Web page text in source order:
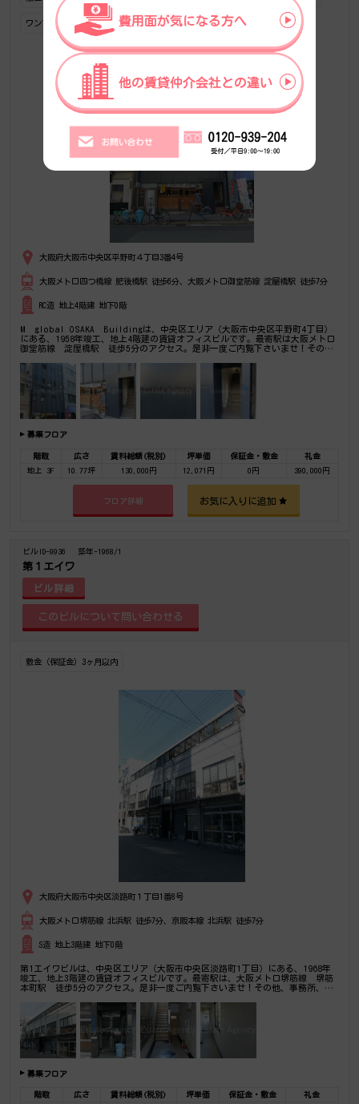
ワンフロアワンテナント
大阪府大阪市中央区平野町４丁目3番4号
大阪メトロ四つ橋線 肥後橋駅 徒歩6分、大阪メトロ御堂筋線 淀屋橋駅 徒歩7分
RC造 地上4階建 地下0階
M global OSAKA Buildingは、中央区エリア（大阪市中央区平野町4丁目）
にある、1958年竣工、地上4階建の賃貸オフィスビルです。最寄駅は大阪メトロ
御堂筋線 淀屋橋駅 徒歩5分のアクセス。是非一度ご内覧下さいませ！その
募集フロア
階数 広さ 賃料総額(税別) 坪単価 保証金・敷金
礼金
地上 3F
10.77坪 130,000円 12,071円 0円 390,000円
フロア詳細 お気に入りに追加
ビルID-9936 築年-1968/1
第１エイワ
ビル詳細
敷金（保証金）3ヶ月以内
大阪府大阪市中央区淡路町１丁目1番8号
大阪メトロ堺筋線 北浜駅 徒歩7分、京阪本線 北浜駅 徒歩7分
S造 地上3階建 地下0階
第1エイワビルは、中央区エリア（大阪市中央区淡路町1丁目）にある、1968年
竣工、地上3階建の賃貸オフィスビルです。最寄駅は、大阪メトロ堺筋線 堺筋
本町駅 徒歩5分のアクセス。是非一度ご内覧下さいませ！その他、事務所、オ
募集フロア
階数 広さ 賃料総額(税別) 坪単価 保証金・敷金
礼金